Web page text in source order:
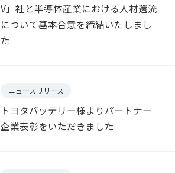
V」社と半導体産業における人材還流
について基本合意を締結いたしまし
た
ニュースリリース
トヨタバッテリー様よりパートナー
企業表彰をいただきました